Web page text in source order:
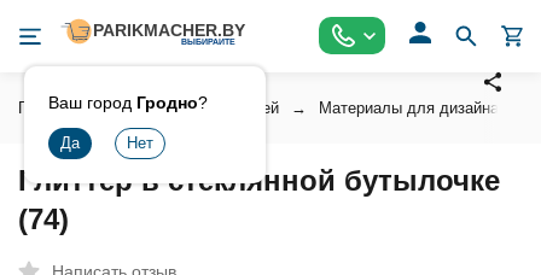
Ваш город Гродно?
Главная Косметика для ногтей Материалы для дизайна
Глиттер в стеклянной бутылочке
(74)
Написать отзыв